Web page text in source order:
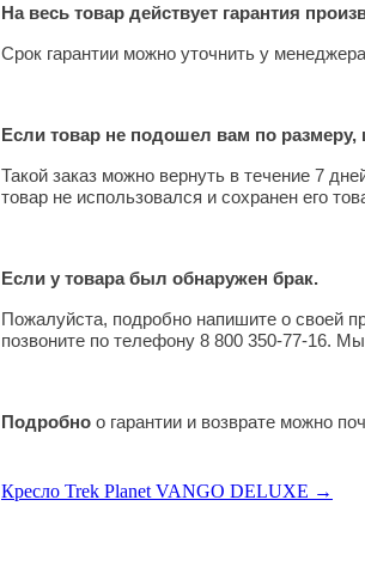
На весь товар действует гарантия
Срок гарантии можно уточнить у
Если товар не подошел вам по размеру,
Такой заказ можно вернуть в течение 7
товар не использовался и сохранен его
Если у товара был обнаружен брак.
Пожалуйста, подробно напишите о своей
позвоните по телефону 8 800 350-77-16.
Подробно о гарантии и возврате можно
Кресло Trek Planet VANGO DELUXE →